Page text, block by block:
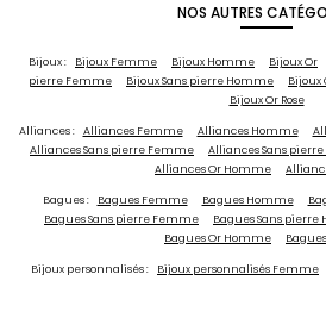
NOS AUTRES
Bijoux : Bijoux Femme Bijoux Homme Bijoux Or
pierre Femme
Bijoux Sans pierre Homme Bijoux
Bijoux Or Rose
Alliances : Alliances Femme Alliances Homme
Alliances Sans pierre Femme
Alliances Sans
Alliances Or Homme
Bagues : Bagues Femme Bagues Homme
Bagues Sans pierre Femme
Bagues Sans pierre
Bagues Or Homme
Bijoux personnalisés : Bijoux personnalisés Femme